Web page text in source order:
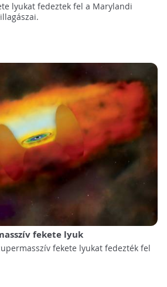
lyukat fedeztek fel a Marylandi
fekete lyuk
fekete lyukat fedezték fel